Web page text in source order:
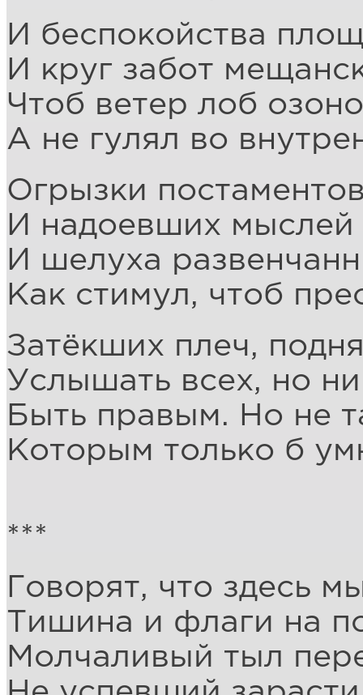
И беспокойства
И круг забот
Чтоб ветер лоб
А не гулял во
Огрызки
И надоевших мыслей
И шелуха
Как стимул, чтоб
Затёкших плеч,
Услышать всех, но
Быть правым. Но не
Которым только б
***
Говорят, что здесь
Тишина и флаги на
Молчаливый тыл